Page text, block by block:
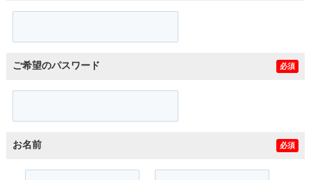
ご希望のパスワード 必須
お名前 必須